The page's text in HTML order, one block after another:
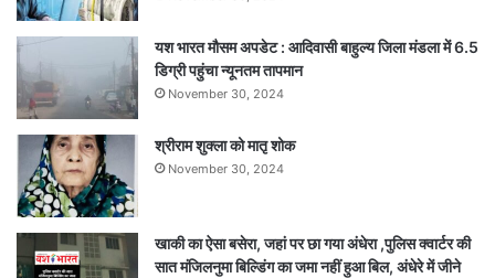
में
गंवा
दी
अपनी
जान….
हैरतंगेज
वीडियो
यश भारत मौसम अपडेट : आदिवासी बाहुल्य जिला मंडला में 6.5
डिग्री पहुंचा न्यूनतम तापमान
November 30, 2024
श्रीराम शुक्ला को मातृ शोक
November 30, 2024
खाकी का ऐसा बसेरा, जहां पर छा गया अंधेरा ,पुलिस क्वार्टर की
सात मंजिलनुमा बिल्डिंग का जमा नहीं हुआ बिल, अंधेरे में जीने